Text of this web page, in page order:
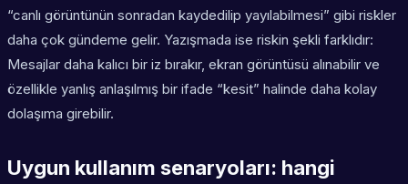
“canlı görüntünün sonradan kaydedilip yayılabilmesi” gibi riskler
daha çok gündeme gelir. Yazışmada ise riskin şekli farklıdır:
Mesajlar daha kalıcı bir iz bırakır, ekran görüntüsü alınabilir ve
özellikle yanlış anlaşılmış bir ifade “kesit” halinde daha kolay
dolaşıma girebilir.
Uygun kullanım senaryoları: hangi